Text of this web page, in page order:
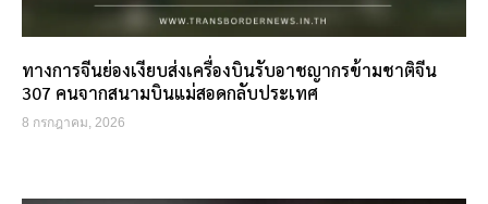
ทางการจีนย่องเงียบส่งเครื่องบินรับอาชญากรข้ามชาติจีน
307 คนจากสนามบินแม่สอดกลับประเทศ
8 กรกฎาคม, 2026